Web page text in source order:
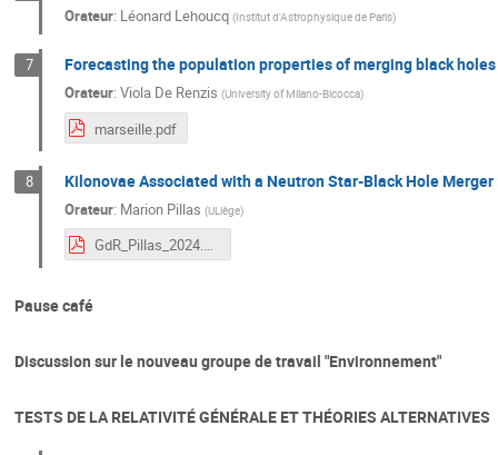
Orateur: Léonard Lehoucq (Institut d'Astrophysique de Paris)
7 Forecasting the population properties of merging black holes
Orateur: Viola De Renzis (University of Milano-Bicocca)
marseille.pdf
8 Kilonovae Associated with a Neutron Star-Black Hole
Orateur: Marion Pillas (ULiège)
GdR_Pillas_2024.pdf
Pause café
Discussion sur le nouveau groupe de travail "Environnement"
TESTS DE LA RELATIVITÉ GÉNÉRALE ET THÉORIES ALTERNATIVES